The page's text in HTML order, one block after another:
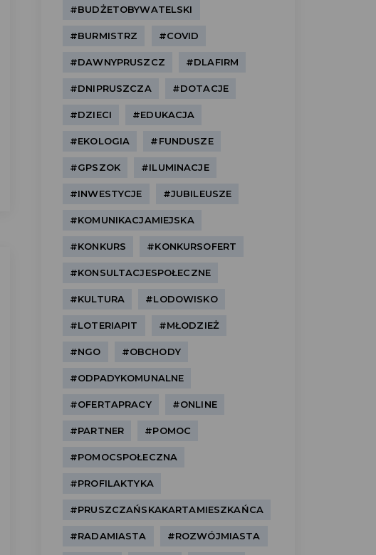
#BUDŻETOBYWATELSKI
#BURMISTRZ #COVID
#DAWNYPRUSZCZ #DLAFIRM
#DNIPRUSZCZA #DOTACJE
#DZIECI #EDUKACJA
#EKOLOGIA #FUNDUSZE
#GPSZOK #ILUMINACJE
#INWESTYCJE #JUBILEUSZE
#KOMUNIKACJAMIEJSKA
#KONKURS #KONKURSOFERT
#KONSULTACJESPOŁECZNE
#KULTURA #LODOWISKO
#LOTERIAPIT #MŁODZIEŻ
#NGO #OBCHODY
#ODPADYKOMUNALNE
#OFERTAPRACY #ONLINE
#PARTNER #POMOC
#POMOCSPOŁECZNA
#PROFILAKTYKA
#PRUSZCZAŃSKAKARTAMIESZKAŃCA
#RADAMIASTA #ROZWÓJMIASTA